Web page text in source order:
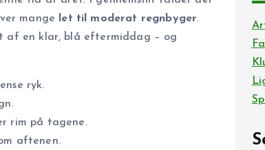
mange let til moderat regnbyger.
af en klar, blå eftermiddag – og
ryk.
rim på tagene.
aftenen.